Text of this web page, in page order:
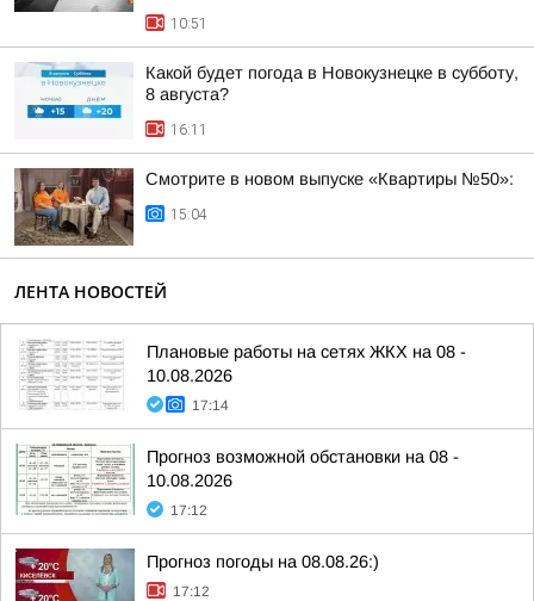
10:51
Какой будет погода в Новокузнецке в субботу,
8 августа?
16:11
Смотрите в новом выпуске «Квартиры №50»:
15:04
ЛЕНТА НОВОСТЕЙ
Плановые работы на сетях ЖКХ на 08 -
10.08.2026
17:14
Прогноз возможной обстановки на 08 -
10.08.2026
17:12
Прогноз погоды на 08.08.26:)
17:12